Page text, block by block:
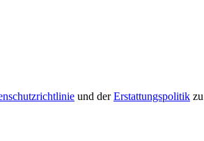
und derErstattungspolitik